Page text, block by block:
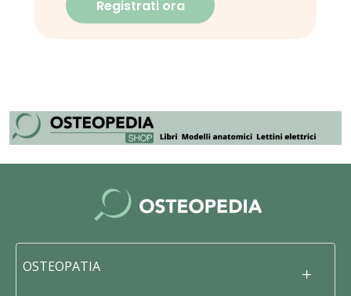
Registrati ora
OSTEOPATIA